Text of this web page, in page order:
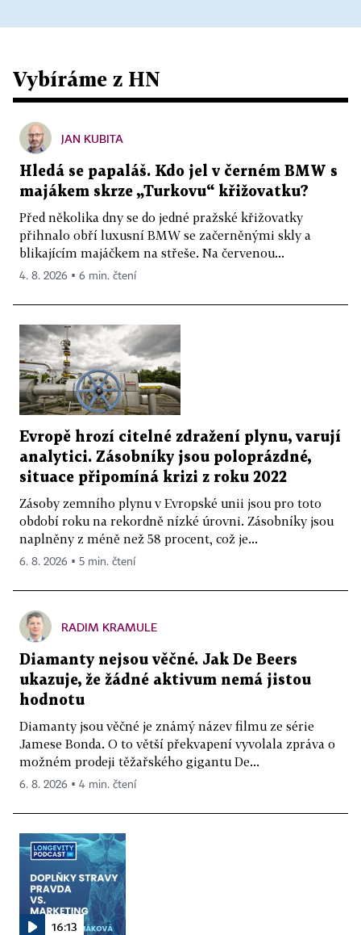
Vybíráme z HN
JAN KUBITA
Hledá se papaláš. Kdo jel v černém BMW s
majákem skrze „Turkovu“ křižovatku?
Před několika dny se do jedné pražské křižovatky
přihnalo obří luxusní BMW se začerněnými skly a
blikajícím majáčkem na střeše. Na červenou...
4. 8. 2026 ▪ 6 min. čtení
Evropě hrozí citelné zdražení plynu, varují
analytici. Zásobníky jsou poloprázdné,
situace připomíná krizi z roku 2022
Zásoby zemního plynu v Evropské unii jsou pro toto
období roku na rekordně nízké úrovni. Zásobníky jsou
naplněny z méně než 58 procent, což je...
6. 8. 2026 ▪ 5 min. čtení
RADIM KRAMULE
Diamanty nejsou věčné. Jak De Beers
ukazuje, že žádné aktivum nemá jistou
hodnotu
Diamanty jsou věčné je známý název filmu ze série
Jamese Bonda. O to větší překvapení vyvolala zpráva o
možném prodeji těžařského gigantu De...
6. 8. 2026 ▪ 4 min. čtení
16:13